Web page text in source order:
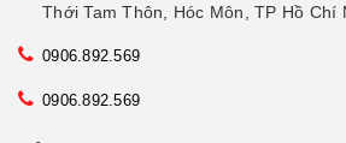
Thới Tam Thôn, Hóc Môn, TP Hồ Chí
0906.892.569
0906.892.569